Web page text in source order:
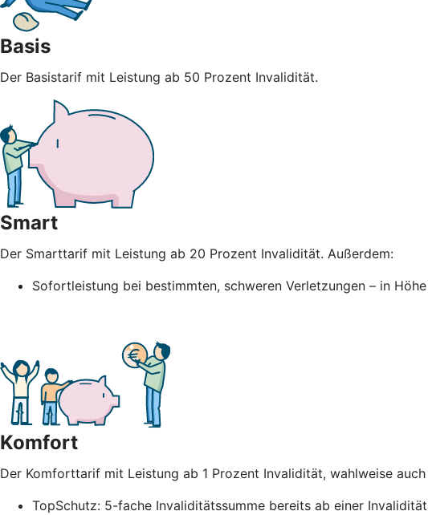
Basis
Der Basistarif mit Leistung ab 50 Prozent Invalidität.
Smart
Der Smarttarif mit Leistung ab 20 Prozent Invalidität. Außerdem:
Sofortleistung bei bestimmten, schweren Verletzungen – in Höhe
Komfort
Der Komforttarif mit Leistung ab 1 Prozent Invalidität, wahlweise
TopSchutz: 5-fache Invaliditätssumme bereits ab einer